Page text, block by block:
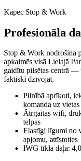
Kāpēc Stop & Work
Profesionāla
Stop & Work nodrošina
apkaimēs visā Lielajā
gaidītu pilsētas centrā —
faktiski dzīvojat.
Pilnībā aprīkoti,
komanda uz vietas
Ātrgaitas wifi,
telpas
Elastīgi līgumi no
apjomu, attīstoties
IWG tīkla daļa: